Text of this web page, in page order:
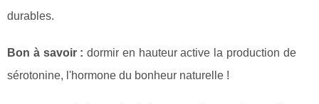
durables.
Bon à savoir : dormir en hauteur active la production de
sérotonine, l'hormone du bonheur naturelle !